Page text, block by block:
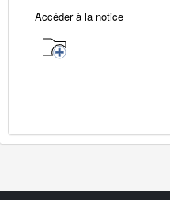
Accéder à la notice